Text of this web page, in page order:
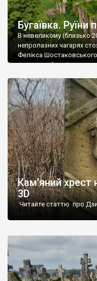
Бугаївка.
В невеликому (близько
непролазних чагарях
Фелікса
радянський період у
століття тут
палацу виїхала лікарня
Кам’яний хрест
3D
Читайте статтю про